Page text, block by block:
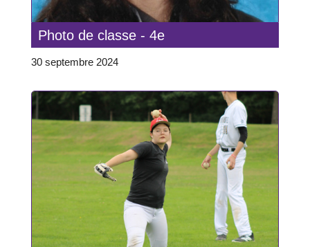
Photo de classe - 4e
30 septembre 2024